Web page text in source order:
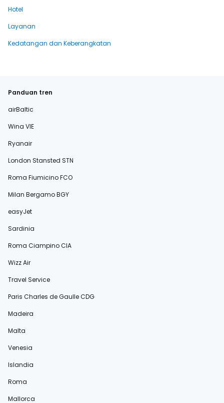
Hotel
Layanan
Kedatangan dan Keberangkatan
Panduan tren
airBaltic
Wina VIE
Ryanair
London Stansted STN
Roma Fiumicino FCO
Milan Bergamo BGY
easyJet
Sardinia
Roma Ciampino CIA
Wizz Air
Travel Service
Paris Charles de Gaulle CDG
Madeira
Malta
Venesia
Islandia
Roma
Mallorca